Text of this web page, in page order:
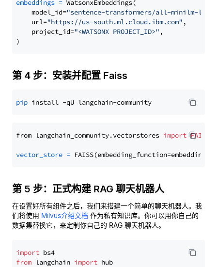
embeddings = WatsonxEmbeddings(
    model_id=
"sentence-transformers/all-minilm-l12-
    url=
"https://us-south.ml.cloud.ibm.com" ,
    project_id=
"<WATSONX PROJECT_ID>" ,
第 4 步：安装并配置 Faiss
pip
from langchain_community.vectorstores import FAISS
vector_store =
第 5 步：正式构建 RAG 聊天机器人
在设置好所有组件之后，我们来搭建一个简单的聊天机器人。我
们将使用 Milvus介绍文档 作为私有知识库。你可以用你自己的
数据集替换它，来定制你自己的 RAG 聊天机器人。
import
from langchain import